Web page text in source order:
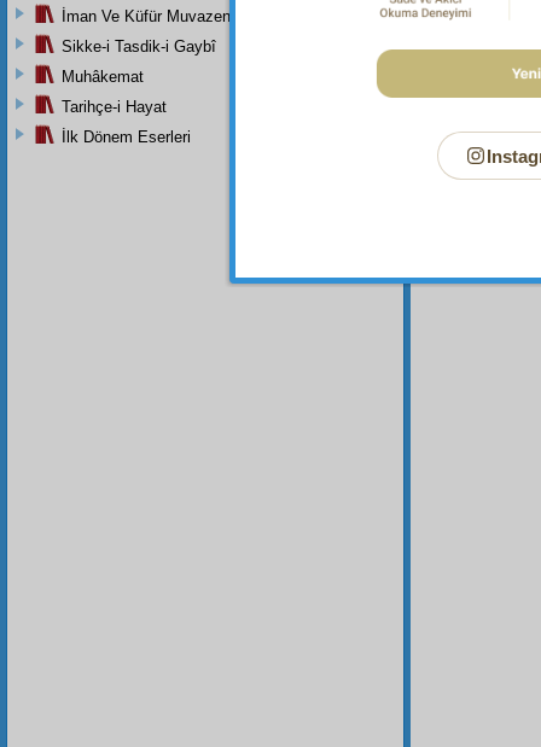
İman Ve Küfür Muvazeneleri
Sikke-i Tasdik-i Gaybî
Muhâkemat
Tarihçe-i Hayat
İlk Dönem Eserleri